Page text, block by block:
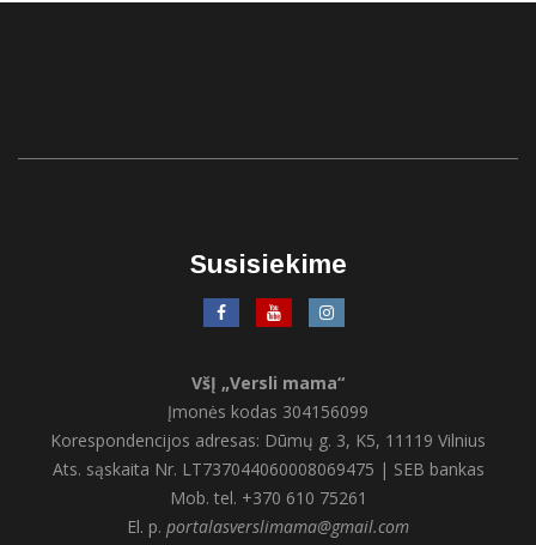
Susisiekime
VšĮ „Versli mama“
Įmonės kodas 304156099
Korespondencijos adresas: Dūmų g. 3, K5, 11119 Vilnius
Ats. sąskaita Nr. LT737044060008069475 | SEB bankas
Mob. tel. +370 610 75261
El. p. portalasverslimama@gmail.com